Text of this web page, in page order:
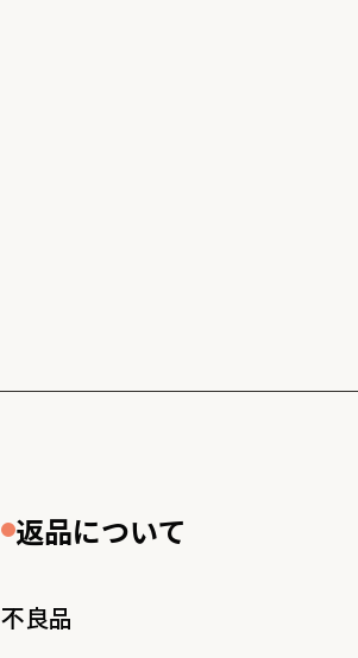
返品について
不良品